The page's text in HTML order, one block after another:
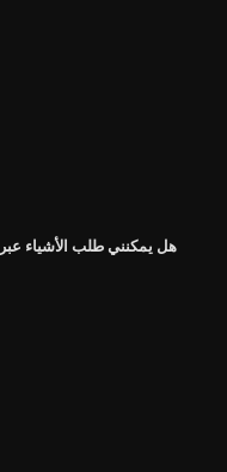
هل يمكنني طلب الأشياء